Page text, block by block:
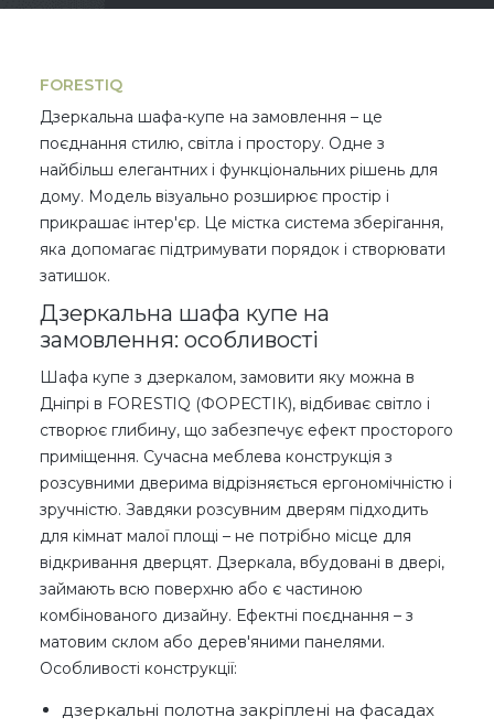
FORESTIQ
Дзеркальна шафа-купе на замовлення – це
поєднання стилю, світла і простору. Одне з
найбільш елегантних і функціональних рішень для
дому. Модель візуально розширює простір і
прикрашає інтер'єр. Це містка система зберігання,
яка допомагає підтримувати порядок і створювати
затишок.
Дзеркальна шафа купе на
замовлення: особливості
Шафа купе з дзеркалом, замовити яку можна в
Дніпрі в FORESTIQ (ФОРЕСТІК), відбиває світло і
створює глибину, що забезпечує ефект просторого
приміщення. Сучасна меблева конструкція з
розсувними дверима відрізняється ергономічністю і
зручністю. Завдяки розсувним дверям підходить
для кімнат малої площі – не потрібно місце для
відкривання дверцят. Дзеркала, вбудовані в двері,
займають всю поверхню або є частиною
комбінованого дизайну. Ефектні поєднання – з
матовим склом або дерев'яними панелями.
Особливості конструкції:
дзеркальні полотна закріплені на фасадах